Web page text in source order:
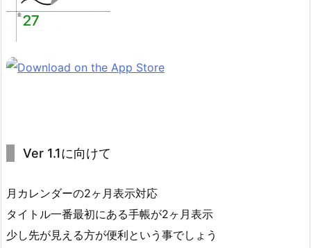
Ver 1.1に向けて
月カレンダーの2ヶ月表示対応
タイトル一番最初にある手帳が2ヶ月表示
少し先が見える方が便利という事でしょう